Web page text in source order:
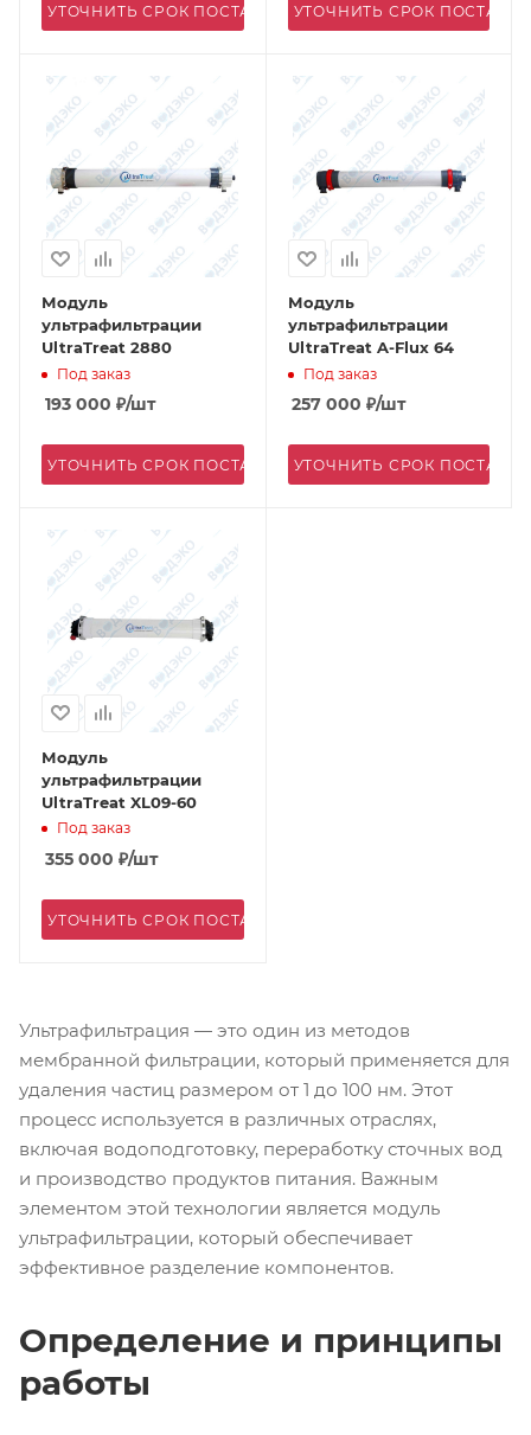
УТОЧНИТЬ СРОК ПОСТАВКИ УТОЧНИТЬ СРОК
Модуль
ультрафильтрации
UltraTreat 2880
Под заказ
193 000 ₽/шт
УТОЧНИТЬ СРОК ПОСТАВКИ
Модуль
ультрафильтрации
UltraTreat A-Flux 64
Под заказ
257 000 ₽/шт
УТОЧНИТЬ СРОК
Модуль
ультрафильтрации
UltraTreat XL09-60
Под заказ
355 000 ₽/шт
УТОЧНИТЬ СРОК ПОСТАВКИ
Ультрафильтрация — это один из методов
мембранной фильтрации, который применяется для
удаления частиц размером от 1 до 100 нм. Этот
процесс используется в различных отраслях,
включая водоподготовку, переработку сточных вод
и производство продуктов питания. Важным
элементом этой технологии является модуль
ультрафильтрации, который обеспечивает
эффективное разделение компонентов.
Определение и принципы
работы